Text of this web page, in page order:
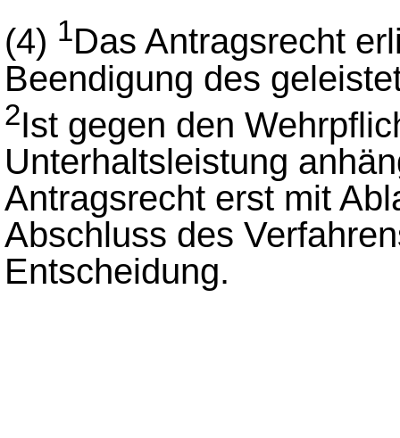
(4) 1Das Antragsrecht
Beendigung des
2Ist gegen den
Unterhaltsleistung
Antragsrecht erst mit
Abschluss des
Entscheidung.